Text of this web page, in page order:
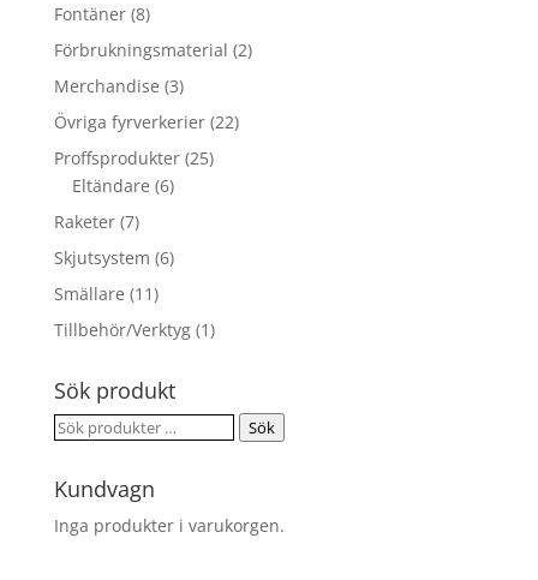
Fontäner (8)
Förbrukningsmaterial (2)
Merchandise (3)
Övriga fyrverkerier (22)
Proffsprodukter (25)
Eltändare (6)
Raketer (7)
Skjutsystem (6)
Smällare (11)
Tillbehör/Verktyg (1)
Sök produkt
Sök
Sök
Kundvagn
Inga produkter i varukorgen.